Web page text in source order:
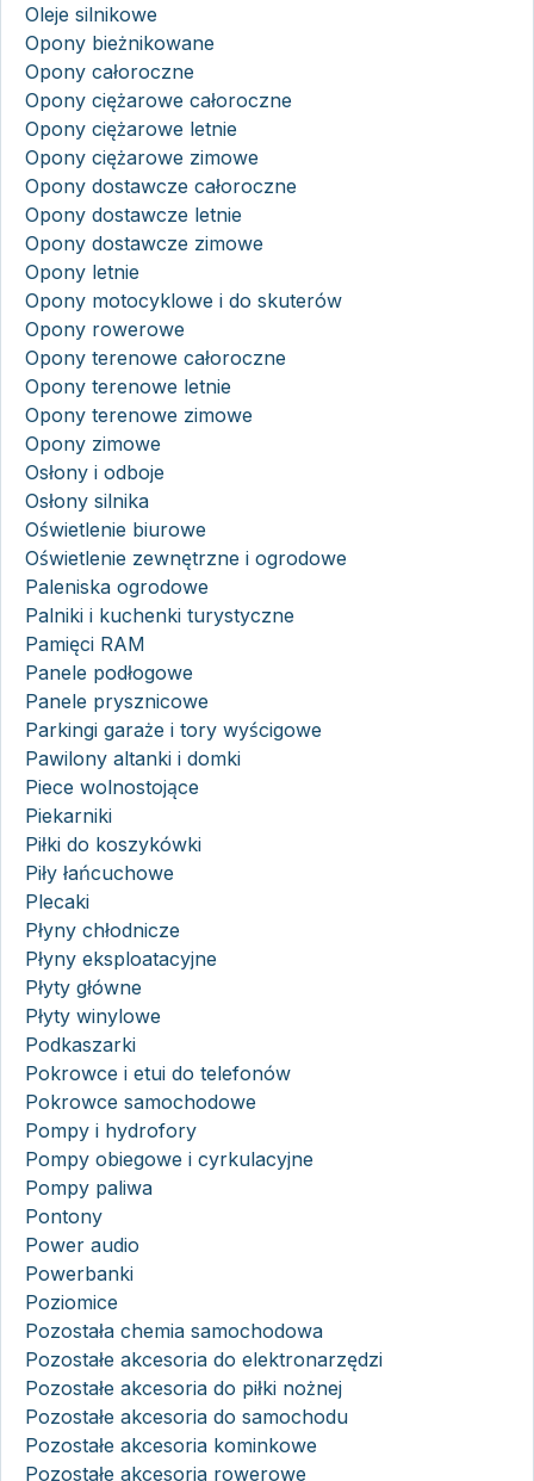
Oleje silnikowe
Opony bieżnikowane
Opony całoroczne
Opony ciężarowe całoroczne
Opony ciężarowe letnie
Opony ciężarowe zimowe
Opony dostawcze całoroczne
Opony dostawcze letnie
Opony dostawcze zimowe
Opony letnie
Opony motocyklowe i do skuterów
Opony rowerowe
Opony terenowe całoroczne
Opony terenowe letnie
Opony terenowe zimowe
Opony zimowe
Osłony i odboje
Osłony silnika
Oświetlenie biurowe
Oświetlenie zewnętrzne i ogrodowe
Paleniska ogrodowe
Palniki i kuchenki turystyczne
Pamięci RAM
Panele podłogowe
Panele prysznicowe
Parkingi garaże i tory wyścigowe
Pawilony altanki i domki
Piece wolnostojące
Piekarniki
Piłki do koszykówki
Piły łańcuchowe
Plecaki
Płyny chłodnicze
Płyny eksploatacyjne
Płyty główne
Płyty winylowe
Podkaszarki
Pokrowce i etui do telefonów
Pokrowce samochodowe
Pompy i hydrofory
Pompy obiegowe i cyrkulacyjne
Pompy paliwa
Pontony
Power audio
Powerbanki
Poziomice
Pozostała chemia samochodowa
Pozostałe akcesoria do elektronarzędzi
Pozostałe akcesoria do piłki nożnej
Pozostałe akcesoria do samochodu
Pozostałe akcesoria kominkowe
Pozostałe akcesoria rowerowe